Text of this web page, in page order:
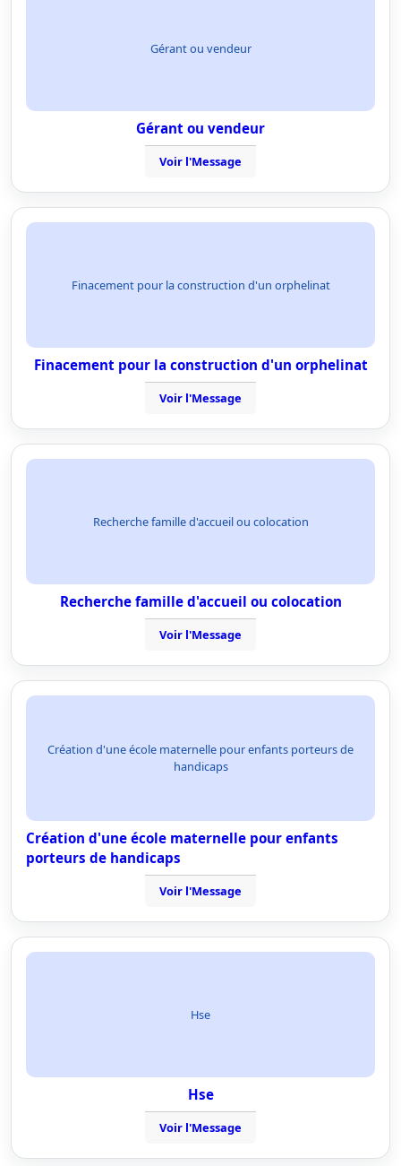
Gérant ou vendeur
Gérant ou vendeur
Voir l'Message
Finacement pour la construction d'un orphelinat
Finacement pour la construction d'un orphelinat
Voir l'Message
Recherche famille d'accueil ou colocation
Recherche famille d'accueil ou colocation
Voir l'Message
Création d'une école maternelle pour enfants porteurs de
handicaps
Création d'une école maternelle pour enfants
porteurs de handicaps
Voir l'Message
Hse
Hse
Voir l'Message